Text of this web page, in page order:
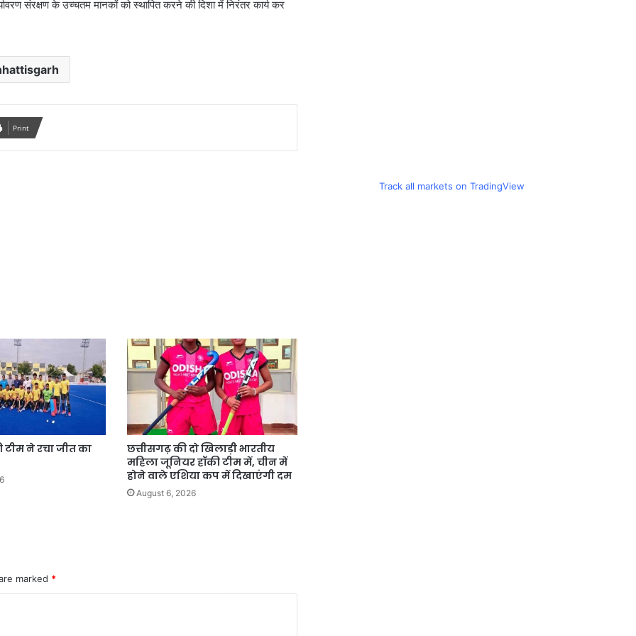
संरक्षण के उच्चतम मानकों को स्थापित करने की दिशा में निरंतर कार्य कर
Print
टीम ने रचा जीत का
छत्तीसगढ़ की दो खिलाड़ी भारतीय
महिला जूनियर हॉकी टीम में, चीन में
होने वाले एशिया कप में दिखाएंगी दम
August 6, 2026
marked *
Track all markets on TradingView